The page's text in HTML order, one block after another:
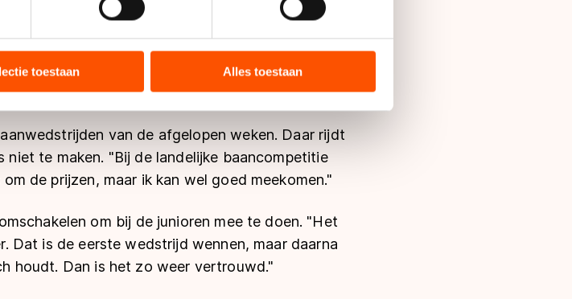
site met onze partners voor social media, advertenties en
die u aan hen heeft verstrekt of die zij hebben verzameld via
aan landen buiten de EU, zoals de VS, waar mogelijk geen
op ‘Toestaan’ te klikken, stemt u in met deze overdracht.
toestaan Alles toestaan
favoriet was op de puntenkoers, stelde ze
pakken en de koers hard maken, maar maakte
van de afgelopen weken. Daar rijdt
te maken. "Bij de landelijke baancompetitie
de prijzen, maar ik kan wel goed meekomen."
om bij de junioren mee te doen. "Het
Dat is de eerste wedstrijd wennen, maar daarna
houdt. Dan is het zo weer vertrouwd."